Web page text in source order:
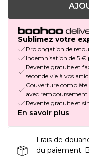
Sublimez votre
Prolongation de
Indemnisation de 5 €
Revente gratuite et
seconde vie à vos
Couverture
avec
Revente gratuite et
En savoir plus
Frais de
du paiement.